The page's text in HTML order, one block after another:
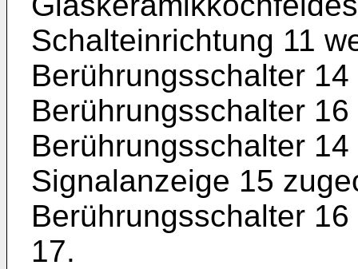
Schalteinrichtung 11
Berührungsschalter
Berührungsschalter
Berührungsschalter
Signalanzeige 15
Berührungsschalter
17.